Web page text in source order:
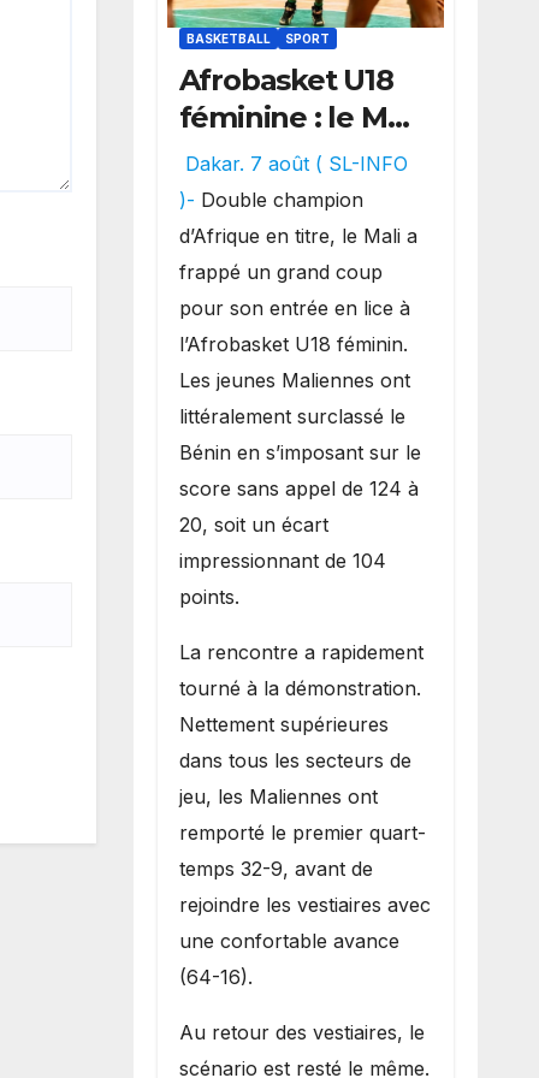
BASKETBALL SPORT
Afrobasket U18
féminine : le Mali
réalise un
véritable festival
offensif et
inflige une
lourde défaite
au Bénin.
Dakar. 7 août ( SL-INFO
)- Double champion
d’Afrique en titre, le Mali a
frappé un grand coup
pour son entrée en lice à
l’Afrobasket U18 féminin.
Les jeunes Maliennes ont
littéralement surclassé le
Bénin en s’imposant sur le
score sans appel de 124 à
20, soit un écart
impressionnant de 104
points.
La rencontre a rapidement
tourné à la démonstration.
Nettement supérieures
dans tous les secteurs de
jeu, les Maliennes ont
remporté le premier quart-
temps 32-9, avant de
rejoindre les vestiaires avec
une confortable avance
(64-16).
Au retour des vestiaires, le
scénario est resté le même.